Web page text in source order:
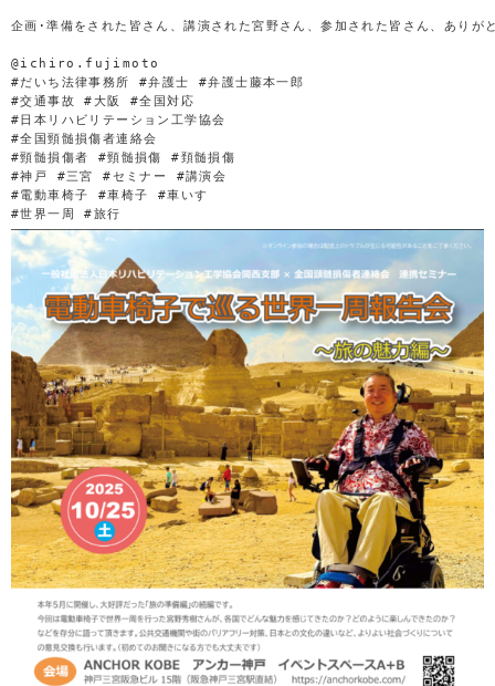
企画･準備をされた皆さん、講演された宮野さん、参加された皆さん、ありが
@ichiro.fujimoto
#だいち法律事務所 #弁護士 #弁護士藤本一郎
#交通事故 #大阪 #全国対応
#日本リハビリテーション工学協会
#全国頸髄損傷者連絡会
#頸髄損傷者 #頸髄損傷 #頚髄損傷
#神戸 #三宮 #セミナー #講演会
#電動車椅子 #車椅子 #車いす